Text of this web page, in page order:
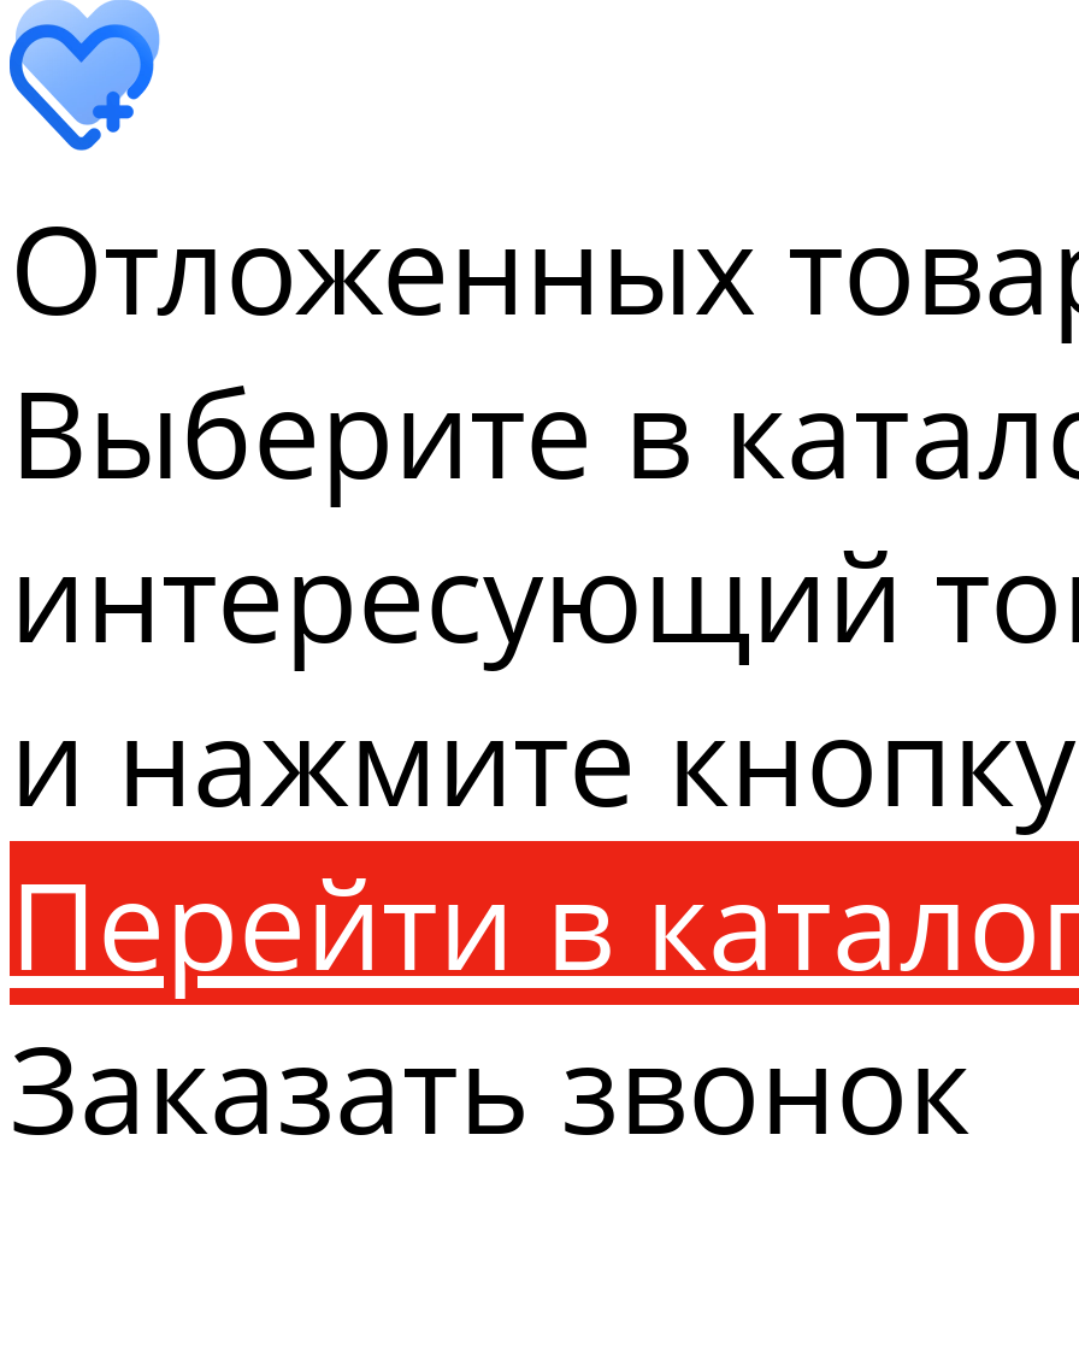
Отложенных
Выберите в
интересующий
и нажмите
Перейти в
Заказать звонок